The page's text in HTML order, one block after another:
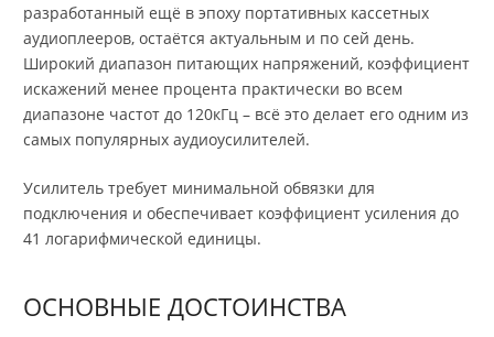
разработанный ещё в эпоху портативных кассетных
аудиоплееров, остаётся актуальным и по сей день.
Широкий диапазон питающих напряжений, коэффициент
искажений менее процента практически во всем
диапазоне частот до 120кГц – всё это делает его одним из
самых популярных аудиоусилителей.
Усилитель требует минимальной обвязки для
подключения и обеспечивает коэффициент усиления до
41 логарифмической единицы.
ОСНОВНЫЕ ДОСТОИНСТВА